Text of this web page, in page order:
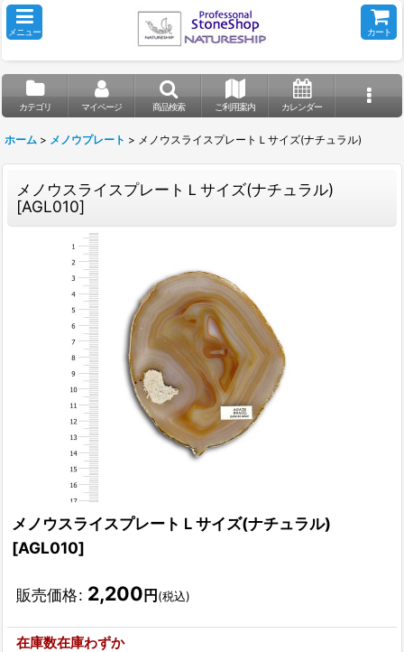
メニュー カート
カテゴリ マイページ 商品検索 ご利用案内 カレンダー
ホーム > メノウプレート > メノウスライスプレートＬサイズ(ナチュラル)
メノウスライスプレートＬサイズ(ナチュラル)
[AGL010]
メノウスライスプレートＬサイズ(ナチュラル)
[AGL010]
販売価格: 2,200 円 (税込)
在庫数在庫わずか